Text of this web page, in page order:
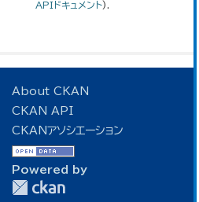
APIドキュメント).
About CKAN
CKAN API
CKANアソシエーション
Powered by